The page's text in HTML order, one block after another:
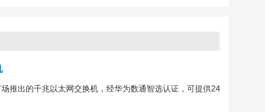
推出的千兆以太网交换机，经华为数通智选认证，可提供24